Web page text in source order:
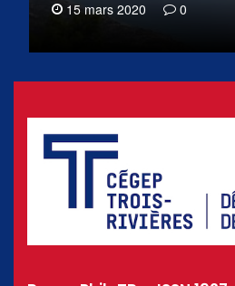
15 mars 2020 0